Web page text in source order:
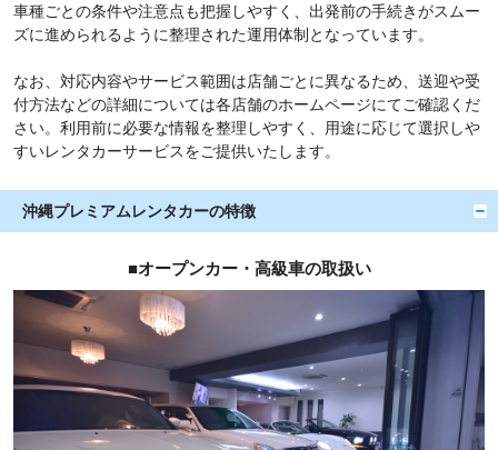
車種ごとの条件や注意点も把握しやすく、出発前の手続きがスムー
ズに進められるように整理された運用体制となっています。
なお、対応内容やサービス範囲は店舗ごとに異なるため、送迎や受
付方法などの詳細については各店舗のホームページにてご確認くだ
さい。利用前に必要な情報を整理しやすく、用途に応じて選択しや
すいレンタカーサービスをご提供いたします。
沖縄プレミアムレンタカーの特徴
■オープンカー・高級車の取扱い